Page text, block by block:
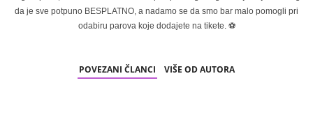
da je sve potpuno BESPLATNO, a nadamo se da smo bar malo pomogli pri
odabiru parova koje dodajete na tikete. ⚽
POVEZANI ČLANCI VIŠE OD AUTORA